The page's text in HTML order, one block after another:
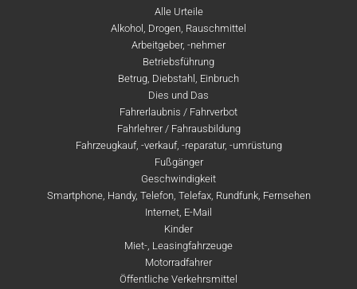
Alle Urteile
Alkohol, Drogen, Rauschmittel
Arbeitgeber, -nehmer
Betriebsführung
Betrug, Diebstahl, Einbruch
Dies und Das
Fahrerlaubnis / Fahrverbot
Fahrlehrer / Fahrausbildung
Fahrzeugkauf, -verkauf, -reparatur, -umrüstung
Fußgänger
Geschwindigkeit
Smartphone, Handy, Telefon, Telefax, Rundfunk, Fernsehen
Internet, E-Mail
Kinder
Miet-, Leasingfahrzeuge
Motorradfahrer
Öffentliche Verkehrsmittel